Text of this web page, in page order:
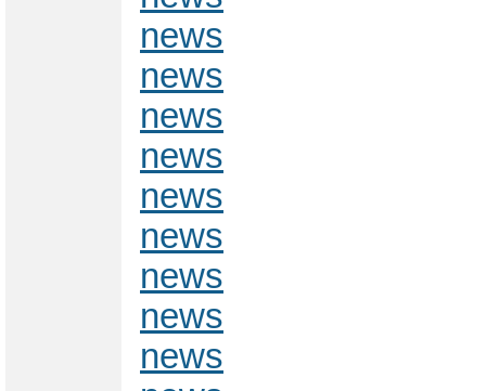
news
news
news
news
news
news
news
news
news